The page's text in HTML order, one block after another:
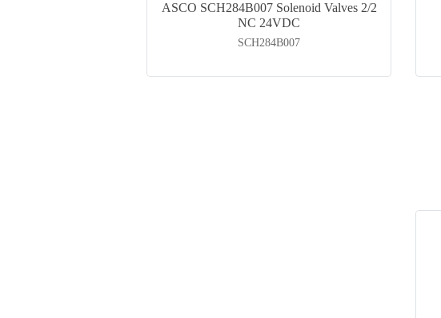
ASCO SCH284B007 Solenoid Valves 2/2
NC 24VDC
SCH284B007